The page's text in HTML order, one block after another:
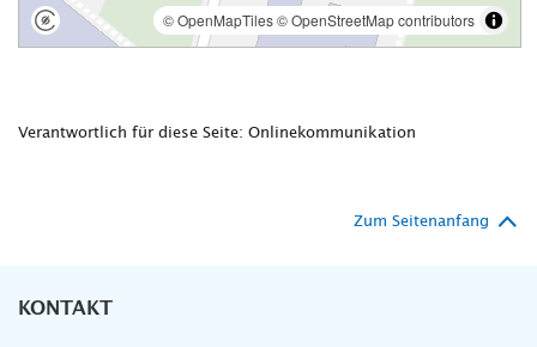
Verantwortlich für diese Seite: Onlinekommunikation
Zum Seitenanfang
KONTAKT